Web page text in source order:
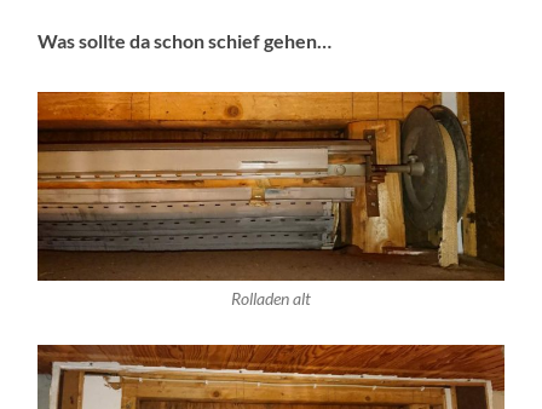
Was sollte da schon schief gehen…
Rolladen alt